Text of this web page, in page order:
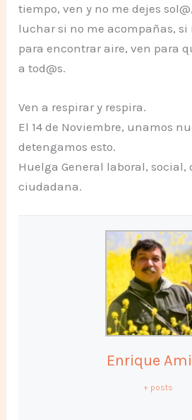
tiempo, ven y no me dejes
luchar si no me acompañas, si
para encontrar aire, ven para
a tod@s.
Ven a respirar y respira.
El 14 de Noviembre, unamos
detengamos esto.
Huelga General laboral, social,
ciudadana.
Enrique
+ posts